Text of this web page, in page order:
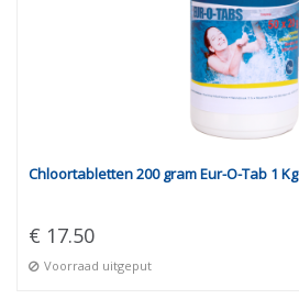
Chloortabletten 200 gram Eur-O-Tab 1 Kg
€ 17.50
Voorraad uitgeput